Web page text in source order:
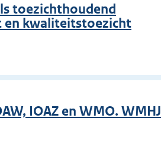
toezichthoudend
en kwaliteitstoezicht
IOAZ en WMO. WMHJ